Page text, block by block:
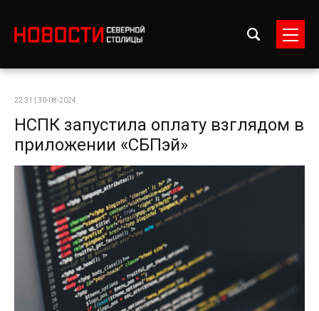
22:31 | 30-08-2024
НСПК запустила оплату взглядом в
приложении «СБПэй»